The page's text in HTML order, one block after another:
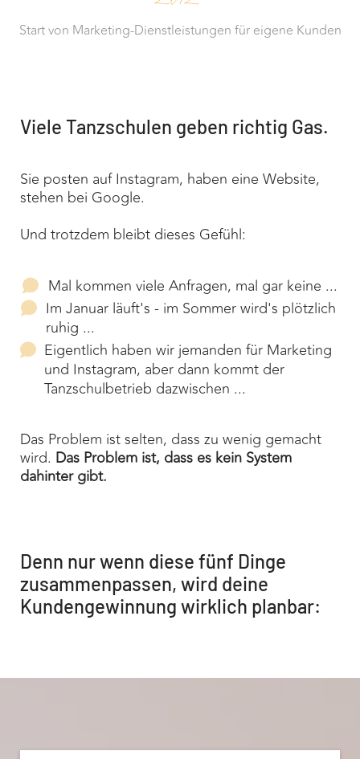
Start von Marketing-Dienstleistungen für eigene Kunden
Viele Tanzschulen geben richtig Gas.
Sie posten auf Instagram, haben eine Website,
stehen bei Google.
Und trotzdem bleibt dieses Gefühl:
Mal kommen viele Anfragen, mal gar keine ...
Im Januar läuft's - im Sommer wird's plötzlich
ruhig ...
Eigentlich haben wir jemanden für Marketing
und Instagram, aber dann kommt der
Tanzschulbetrieb dazwischen ...
Das Problem ist selten, dass zu wenig gemacht
wird. Das Problem ist, dass es kein System
dahinter gibt.
Denn nur wenn diese fünf Dinge
zusammenpassen, wird deine
Kundengewinnung wirklich planbar: